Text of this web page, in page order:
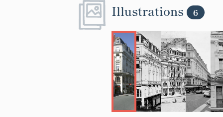
Illustrations 6